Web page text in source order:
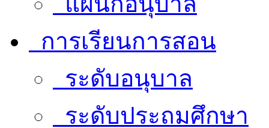
การเรียนการสอน
ระดับอนุบาล
ระดับประถมศึกษา